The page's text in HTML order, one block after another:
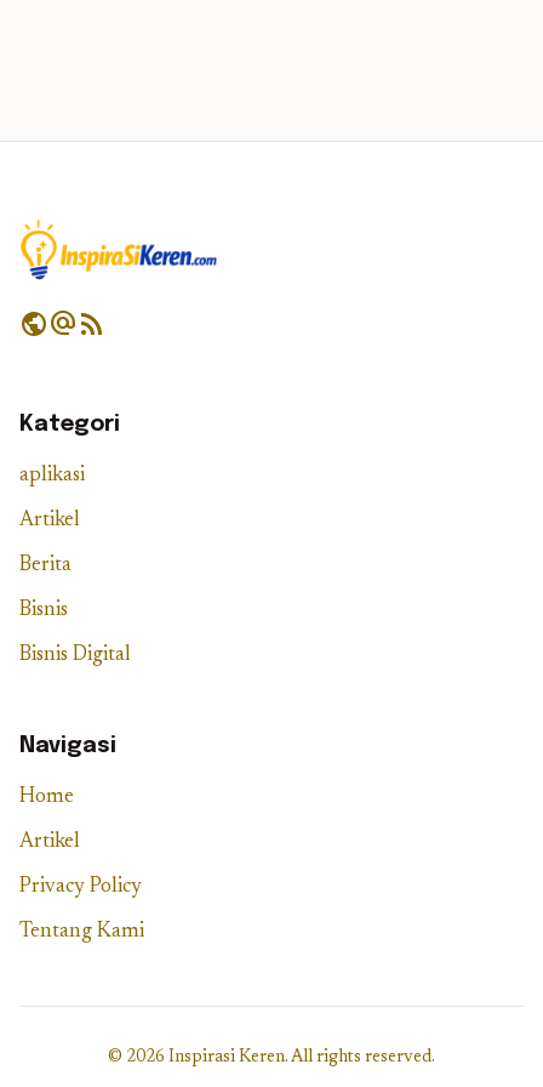
publicalternate_emailrss_feed
Kategori
aplikasi
Artikel
Berita
Bisnis
Bisnis Digital
Navigasi
Home
Artikel
Privacy Policy
Tentang Kami
© 2026 Inspirasi Keren. All rights reserved.